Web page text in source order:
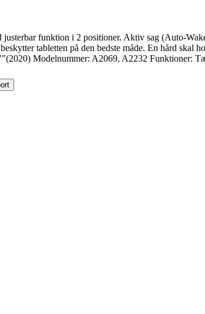
justerbar funktion i 2 positioner. Aktiv sag (Auto-
tabletten på den bedste måde. En hård
Modelnummer: A2069, A2232 Funktioner: